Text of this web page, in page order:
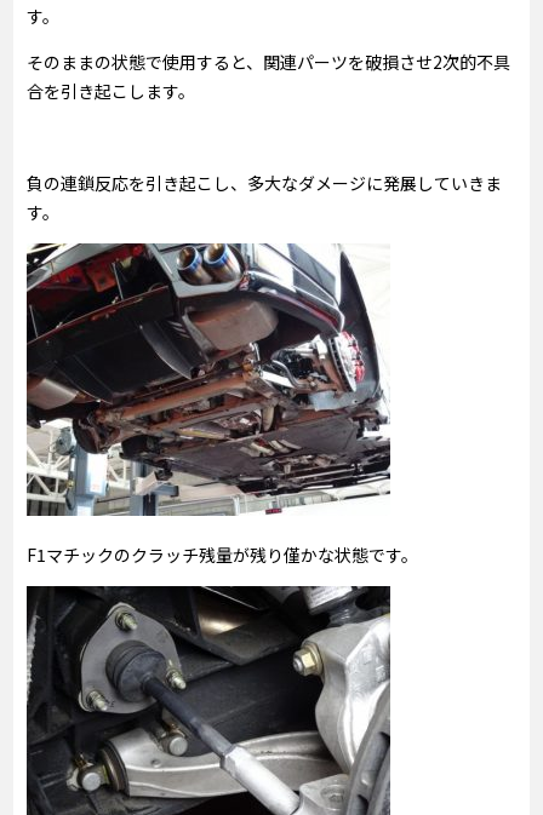
す。
そのままの状態で使用すると、関連パーツを破損させ2次的不具
合を引き起こします。
負の連鎖反応を引き起こし、多大なダメージに発展していきま
す。
F1マチックのクラッチ残量が残り僅かな状態です。